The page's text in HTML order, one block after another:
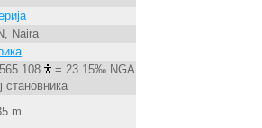
Naira
108
= 23.15‰ NGA
становника
m